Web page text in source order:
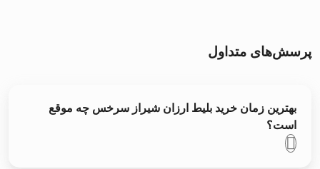
پرسش‌های متداول
بهترین زمان خرید بلیط ارزان شیراز سرخس چه موقع
است؟